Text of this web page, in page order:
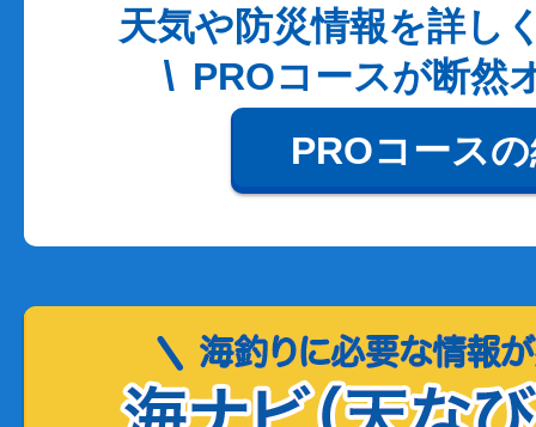
天気や防災情報を詳し
PROコースが断然
PROコース